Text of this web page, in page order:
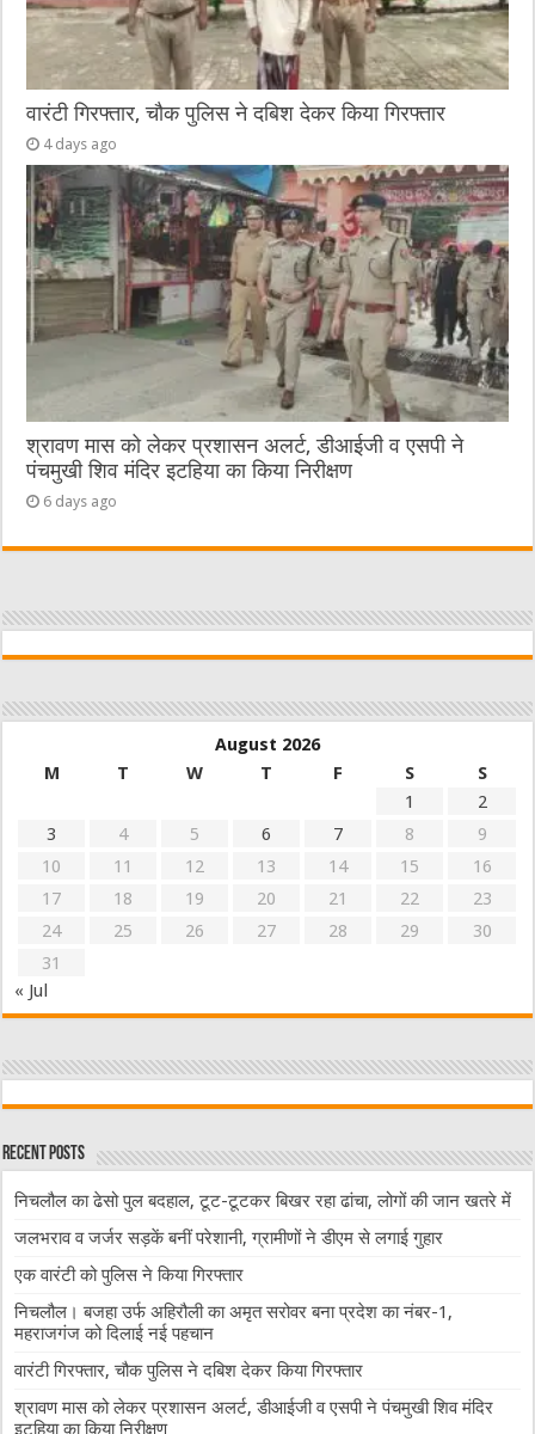
वारंटी गिरफ्तार, चौक पुलिस ने दबिश देकर किया गिरफ्तार
4 days ago
श्रावण मास को लेकर प्रशासन अलर्ट, डीआईजी व एसपी ने
पंचमुखी शिव मंदिर इटहिया का किया निरीक्षण
6 days ago
August 2026
M
T W T F S
S
1
2
3
4 5 6 7 8
9
10
11 12 13 14 15
16
17
18 19 20 21 22
23
24
25 26 27 28 29
30
31
« Jul
Recent Posts
निचलौल का ढेसो पुल बदहाल, टूट-टूटकर बिखर रहा ढांचा, लोगों की जान खतरे में
जलभराव व जर्जर सड़कें बनीं परेशानी, ग्रामीणों ने डीएम से लगाई गुहार
एक वारंटी को पुलिस ने किया गिरफ्तार
निचलौल। बजहा उर्फ अहिरौली का अमृत सरोवर बना प्रदेश का नंबर-1,
महराजगंज को दिलाई नई पहचान
वारंटी गिरफ्तार, चौक पुलिस ने दबिश देकर किया गिरफ्तार
श्रावण मास को लेकर प्रशासन अलर्ट, डीआईजी व एसपी ने पंचमुखी शिव मंदिर
इटहिया का किया निरीक्षण